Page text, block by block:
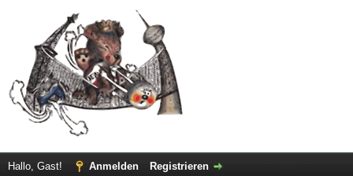
Hallo, Gast! Anmelden Registrieren